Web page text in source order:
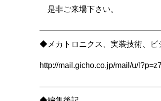
是非ご来場下さい。
◆メカトロニクス、実装技術、ビ
http://mail.gicho.co.jp/mail/u/